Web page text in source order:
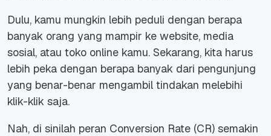
Dulu, kamu mungkin lebih peduli dengan berapa
banyak orang yang mampir ke website, media
sosial, atau toko online kamu. Sekarang, kita harus
lebih peka dengan berapa banyak dari pengunjung
yang benar-benar mengambil tindakan melebihi
klik-klik saja.
Nah, di sinilah peran Conversion Rate (CR) semakin